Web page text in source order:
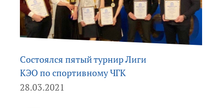
Состоялся пятый турнир Лиги
КЭО по спортивному ЧГК
28.03.2021